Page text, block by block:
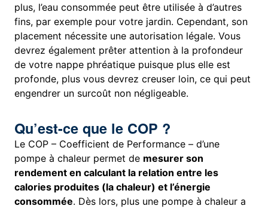
plus, l’eau consommée peut être utilisée à d’autres
fins, par exemple pour votre jardin. Cependant, son
placement nécessite une autorisation légale. Vous
devrez également prêter attention à la profondeur
de votre nappe phréatique puisque plus elle est
profonde, plus vous devrez creuser loin, ce qui peut
engendrer un surcoût non négligeable.
Qu’est-ce que le COP ?
Le COP – Coefficient de Performance – d’une
pompe à chaleur permet de mesurer son
rendement en calculant la relation entre les
calories produites (la chaleur) et l’énergie
consommée. Dès lors, plus une pompe à chaleur a